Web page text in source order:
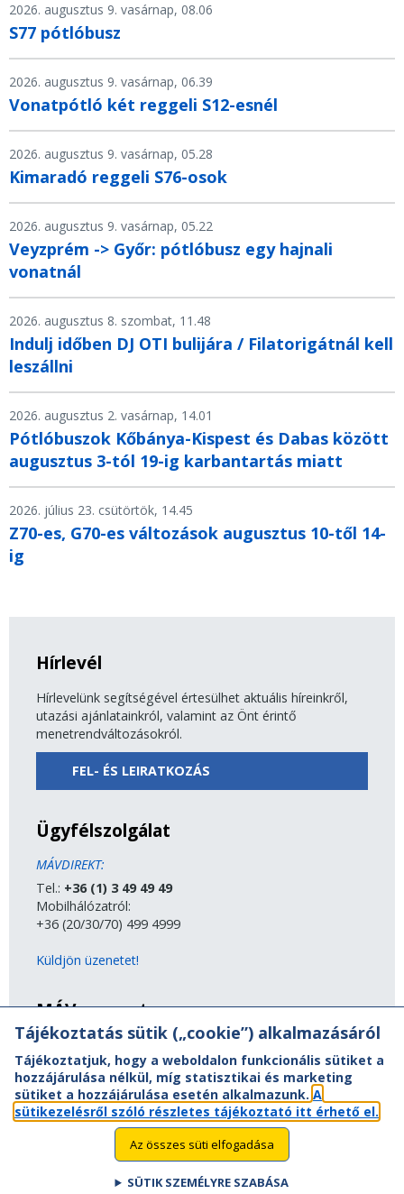
2026. augusztus 9. vasárnap, 08.06
S77 pótlóbusz
2026. augusztus 9. vasárnap, 06.39
Vonatpótló két reggeli S12-esnél
2026. augusztus 9. vasárnap, 05.28
Kimaradó reggeli S76-osok
2026. augusztus 9. vasárnap, 05.22
Veyzprém -> Győr: pótlóbusz egy hajnali
vonatnál
2026. augusztus 8. szombat, 11.48
Indulj időben DJ OTI bulijára / Filatorigátnál kell
leszállni
2026. augusztus 2. vasárnap, 14.01
Pótlóbuszok Kőbánya-Kispest és Dabas között
augusztus 3-tól 19-ig karbantartás miatt
2026. július 23. csütörtök, 14.45
Z70-es, G70-es változások augusztus 10-től 14-
ig
Hírlevél
Hírlevelünk segítségével értesülhet aktuális híreinkről,
utazási ajánlatainkról, valamint az Önt érintő
menetrendváltozásokról.
FEL- ÉS LEIRATKOZÁS
Ügyfélszolgálat
MÁVDIREKT:
Tel.: +36 (1) 3 49 49 49
Mobilhálózatról:
+36 (20/30/70) 499 4999
Küldjön üzenetet!
MÁV-csoport
A MÁV-csoport tagjai
Jogi útmutatás
Adatvédelem
Kapcsolat
Vasút a nagyvilágban
Akadálymentesítési nyilatkozat
Tájékoztatás sütik („cookie”) alkalmazásáról
Tájékoztatjuk, hogy a weboldalon funkcionális sütiket a
hozzájárulása nélkül, míg statisztikai és marketing
sütiket a hozzájárulása esetén alkalmazunk. A
sütikezelésről szóló részletes tájékoztató itt érhető el.
Az összes süti elfogadása
SÜTIK SZEMÉLYRE SZABÁSA